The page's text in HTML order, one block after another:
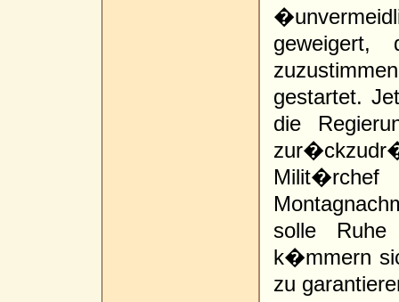
geweigert,
gestartet.
die
solle
k�mmern
zu